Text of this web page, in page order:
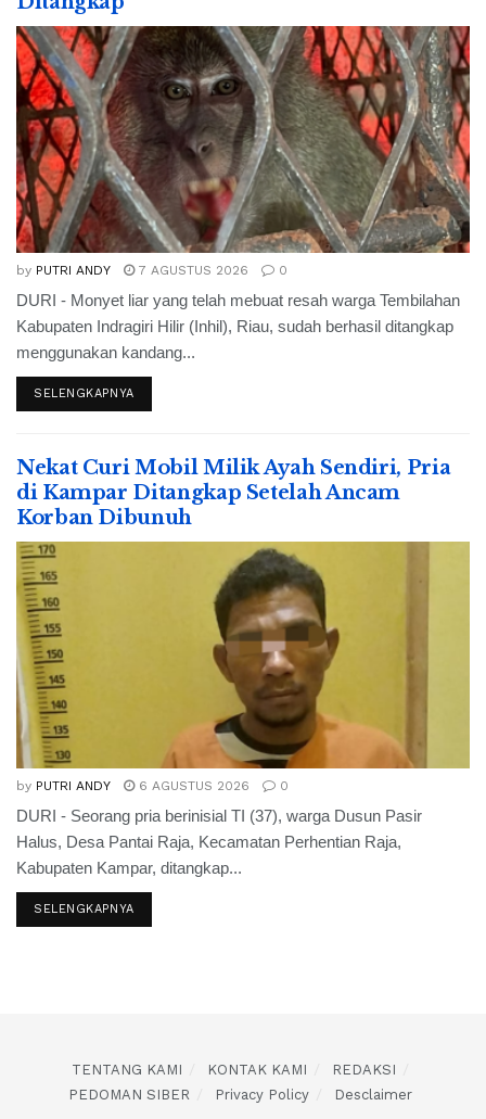
by PUTRI ANDY 7 AGUSTUS 2026 0
DURI - Monyet liar yang telah mebuat resah warga Tembilahan
Kabupaten Indragiri Hilir (Inhil), Riau, sudah berhasil ditangkap
menggunakan kandang...
SELENGKAPNYA
Nekat Curi Mobil Milik Ayah Sendiri, Pria
di Kampar Ditangkap Setelah Ancam
Korban Dibunuh
by PUTRI ANDY 6 AGUSTUS 2026 0
DURI - Seorang pria berinisial TI (37), warga Dusun Pasir
Halus, Desa Pantai Raja, Kecamatan Perhentian Raja,
Kabupaten Kampar, ditangkap...
SELENGKAPNYA
TENTANG KAMI KONTAK KAMI
REDAKSI
PEDOMAN SIBER
Privacy Policy Desclaimer